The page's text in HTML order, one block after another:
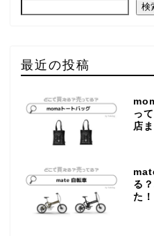
検
最近の投稿
っ
店
る
た！